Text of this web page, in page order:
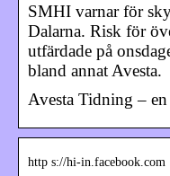
SMHI varnar för
Dalarna. Risk för
utfärdade på
bland annat Avesta.
Avesta Tidning –
http s://hi-in.facebook.com